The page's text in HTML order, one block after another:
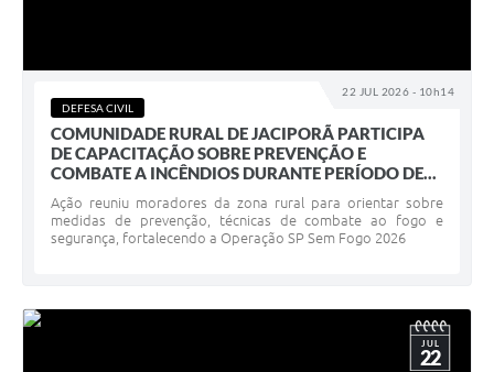
22 JUL 2026 - 10h14
DEFESA CIVIL
COMUNIDADE RURAL DE JACIPORÃ PARTICIPA
DE CAPACITAÇÃO SOBRE PREVENÇÃO E
COMBATE A INCÊNDIOS DURANTE PERÍODO DE...
Ação reuniu moradores da zona rural para orientar sobre
medidas de prevenção, técnicas de combate ao fogo e
segurança, fortalecendo a Operação SP Sem Fogo 2026
JUL
22